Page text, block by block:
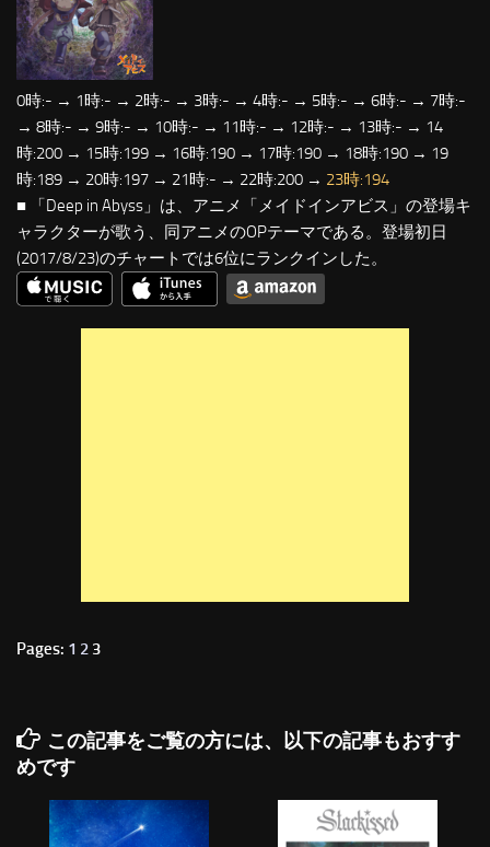
0時:- → 1時:- → 2時:- → 3時:- → 4時:- → 5時:- → 6時:- → 7時:-
→ 8時:- → 9時:- → 10時:- → 11時:- → 12時:- → 13時:- → 14
時:200 → 15時:199 → 16時:190 → 17時:190 → 18時:190 → 19
時:189 → 20時:197 → 21時:- → 22時:200 → 23時:194
■ 「Deep in Abyss」は、アニメ「メイドインアビス」の登場キ
ャラクターが歌う、同アニメのOPテーマである。登場初日
(2017/8/23)のチャートでは6位にランクインした。
Pages: 1 2 3
この記事をご覧の方には、以下の記事もおすす
めです